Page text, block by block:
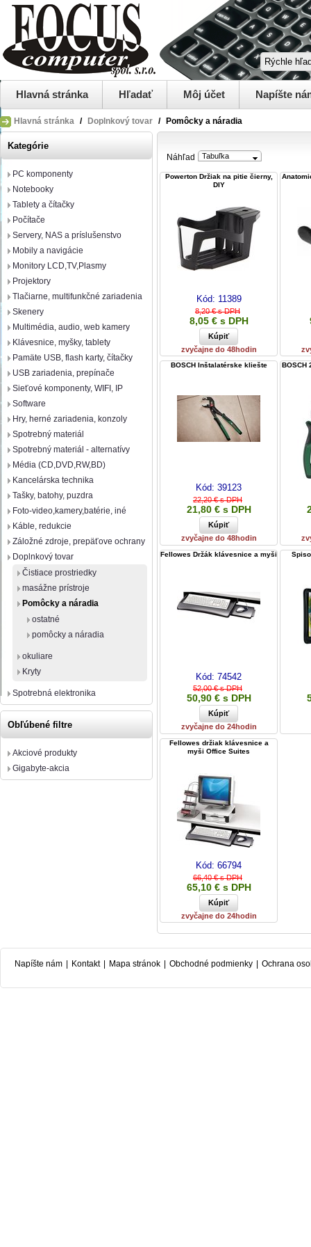
Hlavná stránka Hľadať Môj účet Napíšte
Hlavná stránka / Doplnkový tovar / Pomôcky a náradia
Kategórie
PC komponenty
Notebooky
Tablety a čítačky
Počítače
Servery, NAS a príslušenstvo
Mobily a navigácie
Monitory LCD,TV,Plasmy
Projektory
Tlačiarne, multifunkčné zariadenia
Skenery
Multimédia, audio, web kamery
Klávesnice, myšky, tablety
Pamäte USB, flash karty, čítačky
USB zariadenia, prepínače
Sieťové komponenty, WIFI, IP
Software
Hry, herné zariadenia, konzoly
Spotrebný materiál
Spotrebný materiál - alternatívy
Média (CD,DVD,RW,BD)
Kancelárska technika
Tašky, batohy, puzdra
Foto-video,kamery,batérie, iné
Káble, redukcie
Záložné zdroje, prepäťove ochrany
Doplnkový tovar
Čistiace prostriedky
masážne prístroje
Pomôcky a náradia
ostatné
pomôcky a náradia
okuliare
Kryty
Spotrebná elektronika
Obľúbené filtre
Akciové produkty
Gigabyte-akcia
Náhľad Tabuľka
Powerton Držiak na pitie čierny,
DIY
Kód: 11389
8,20 € s DPH
8,05 € s DPH
zvyčajne do 48hodin
BOSCH Inštalatérske kliešte
Kód: 39123
22,20 € s DPH
21,80 € s DPH
zvyčajne do 48hodin
BOSCH
Fellowes Držák klávesnice a myši
Kód: 74542
52,00 € s DPH
50,90 € s DPH
zvyčajne do 24hodin
Fellowes držiak klávesnice a
myši Office Suites
Kód: 66794
66,40 € s DPH
65,10 € s DPH
zvyčajne do 24hodin
Napíšte nám Kontakt Mapa stránok Obchodné podmienky Ochrana